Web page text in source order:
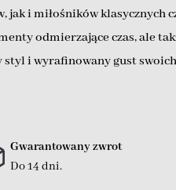
jak i miłośników
odmierzające czas, ale
styl i wyrafinowany gust
Gwarantowany zwrot
Do 14 dni.